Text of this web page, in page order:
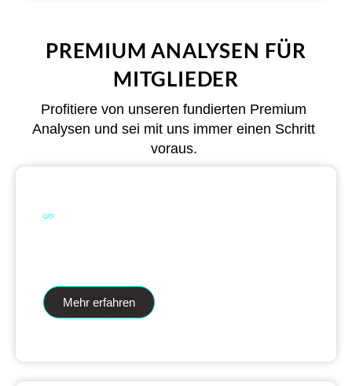
PREMIUM ANALYSEN FÜR
MITGLIEDER
Profitiere von unseren fundierten Premium
Analysen und sei mit uns immer einen Schritt
voraus.
Mehr erfahren